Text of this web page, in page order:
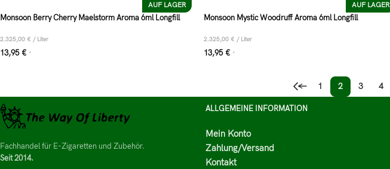
AUF LAGER
Monsoon Berry Cherry Maelstorm Aroma 6ml Longfill
2.325,00 € / Liter
13,95 € *
AUF LAGER
Monsoon Mystic Woodruff Aroma 6ml Longfill
2.325,00 € / Liter
13,95 € *
← 1 2 3 4
Fachhandel für E-Zigaretten und Zubehör.
Seit 2014.
ALLGEMEINE INFORMATION
Mein Konto
Zahlung/Versand
Kontakt